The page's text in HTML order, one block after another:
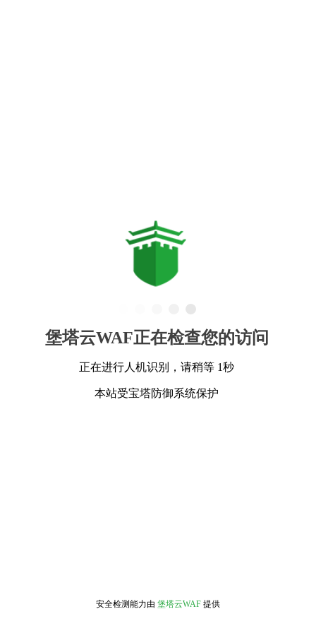
堡塔云WAF正在检查您的访问
正在进行人机识别，请稍等 1秒
本站受宝塔防御系统保护
安全检测能力由 堡塔云WAF 提供